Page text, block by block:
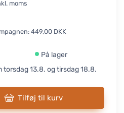
moms
449,00 DKK
På lager
13.8. og tirsdag 18.8.
Tilføj til kurv